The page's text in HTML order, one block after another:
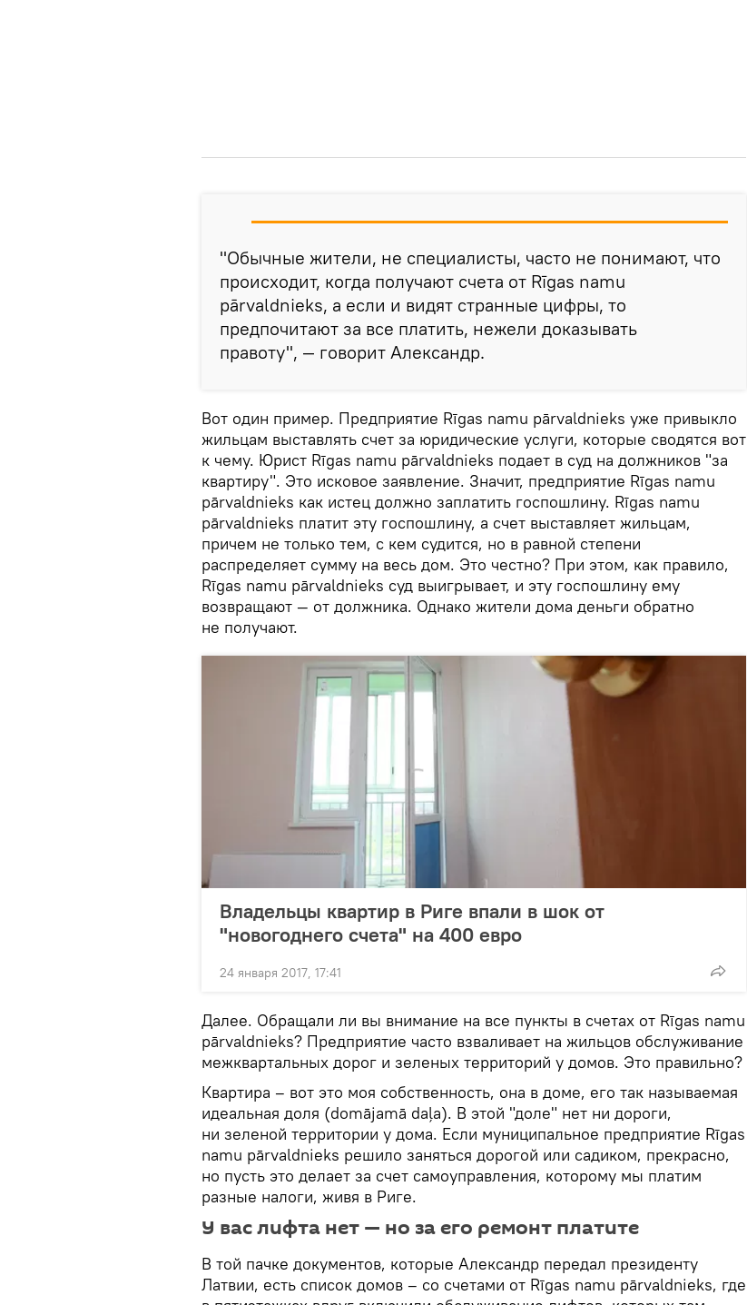
"Обычные жители, не специалисты, часто не понимают, что
происходит, когда получают счета от Rīgas namu
pārvaldnieks, а если и видят странные цифры, то
предпочитают за все платить, нежели доказывать
правоту", — говорит Александр.
Вот один пример. Предприятие Rīgas namu pārvaldnieks уже привыкло
жильцам выставлять счет за юридические услуги, которые сводятся вот
к чему. Юрист Rīgas namu pārvaldnieks подает в суд на должников "за
квартиру". Это исковое заявление. Значит, предприятие Rīgas namu
pārvaldnieks как истец должно заплатить госпошлину. Rīgas namu
pārvaldnieks платит эту госпошлину, а счет выставляет жильцам,
причем не только тем, с кем судится, но в равной степени
распределяет сумму на весь дом. Это честно? При этом, как правило,
Rīgas namu pārvaldnieks суд выигрывает, и эту госпошлину ему
возвращают — от должника. Однако жители дома деньги обратно
не получают.
Владельцы квартир в Риге впали в шок от
"новогоднего счета" на 400 евро
24 января 2017, 17:41
Далее. Обращали ли вы внимание на все пункты в счетах от Rīgas namu
pārvaldnieks? Предприятие часто взваливает на жильцов обслуживание
межквартальных дорог и зеленых территорий у домов. Это правильно?
Квартира – вот это моя собственность, она в доме, его так называемая
идеальная доля (domājamā daļa). В этой "доле" нет ни дороги,
ни зеленой территории у дома. Если муниципальное предприятие Rīgas
namu pārvaldnieks решило заняться дорогой или садиком, прекрасно,
но пусть это делает за счет самоуправления, которому мы платим
разные налоги, живя в Риге.
У вас лифта нет — но за его ремонт платите
В той пачке документов, которые Александр передал президенту
Латвии, есть список домов – со счетами от Rīgas namu pārvaldnieks, где